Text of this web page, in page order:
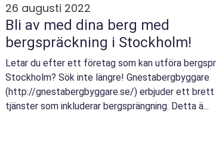
26 augusti 2022
Bli av med dina berg med
bergspräckning i Stockholm!
Letar du efter ett företag som kan utföra
Stockholm? Sök inte längre! Gnestabergbyggare
(http://gnestabergbyggare.se/) erbjuder ett brett
tjänster som inkluderar bergsprängning. Detta ä...